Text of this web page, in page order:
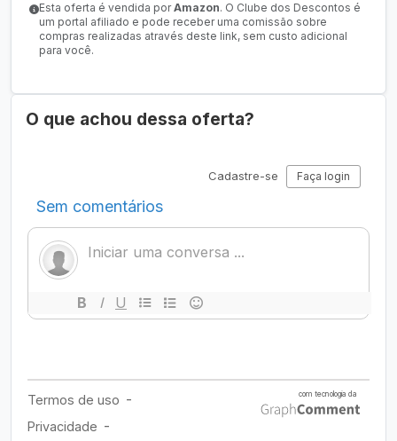
Esta oferta é vendida porAmazon. O Clube dos Descontos é
um portal afiliado e pode receber uma comissão sobre
compras realizadas através deste link, sem custo adicional
para você.
O que achou dessa oferta?